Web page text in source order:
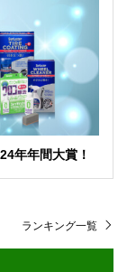
年年間大賞！
ランキング一覧